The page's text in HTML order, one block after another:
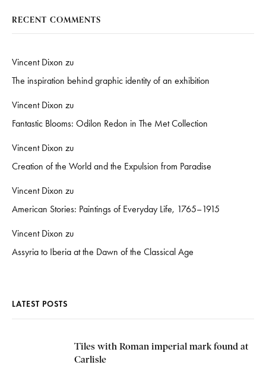
RECENT COMMENTS
Vincent Dixon zu
The inspiration behind graphic identity of an exhibition
Vincent Dixon zu
Fantastic Blooms: Odilon Redon in The Met Collection
Vincent Dixon zu
Creation of the World and the Expulsion from Paradise
Vincent Dixon zu
American Stories: Paintings of Everyday Life, 1765–1915
Vincent Dixon zu
Assyria to Iberia at the Dawn of the Classical Age
LATEST POSTS
Tiles with Roman imperial mark found at
Carlisle